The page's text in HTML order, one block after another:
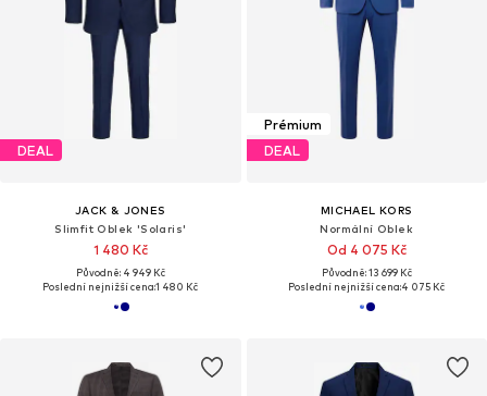
DEAL
JACK & JONES
Slimfit Oblek 'Solaris'
1 480 Kč
Původně: 4 949 Kč
Poslední nejnižší cena:1 480 Kč
Prémium
DEAL
MICHAEL KORS
Normální Oblek
Od 4 075 Kč
Původně: 13 699 Kč
Poslední nejnižší cena:4 075 Kč